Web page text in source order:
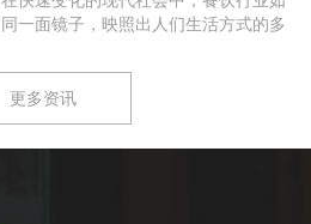
同一面镜子，映照出人们生活方式的多
更多资讯